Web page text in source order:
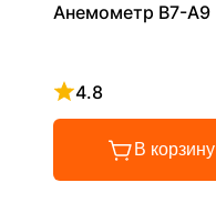
Анемометр В7-А9
4.8
Рейтинг 4.8 из 5
В корзину